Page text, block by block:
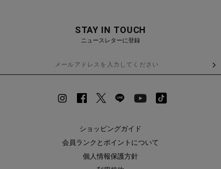
STAY IN TOUCH
ニュースレターに登録
ショッピングガイド
会員ランクとポイントについて
個人情報保護方針